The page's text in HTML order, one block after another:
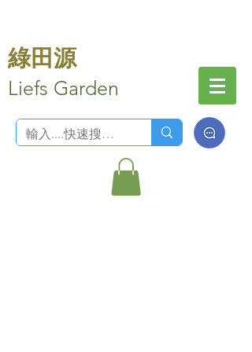
綠田源
Liefs Garden